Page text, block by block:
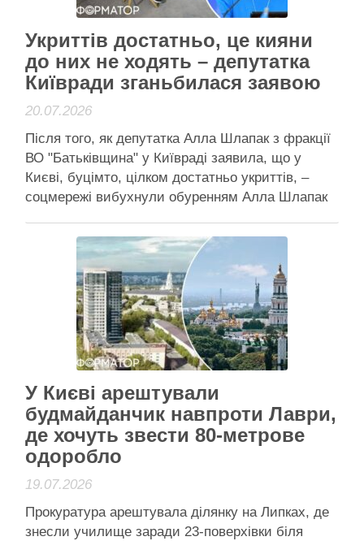
Активісти району
Укриттів достатньо, це кияни
до них не ходять – депутатка
Київради зганьбилася заявою
20.07.2026
Після того, як депутатка Алла Шлапак з фракції
ВО "Батьківщина" у Київраді заявила, що у
Києві, буцімто, цілком достатньо укриттів, –
соцмережі вибухнули обуренням Алла Шлапак
укриттів, і посилається на дані від КМДА
Депутатка Київради від ВО “Батьківщина” Алла
Шлапак сіла в калюжу …
Читати далі
Активісти району
У Києві арештували
будмайданчик навпроти Лаври,
де хочуть звести 80-метрове
одоробло
19.07.2026
Прокуратура арештувала ділянку на Липках, де
знесли училище заради 23-поверхівки біля